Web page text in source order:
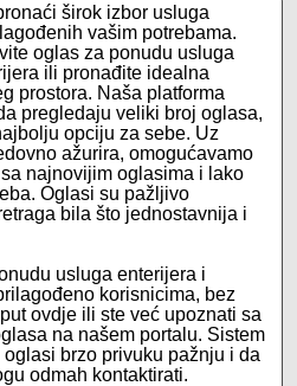
širok izbor usluga
vašim potrebama.
oglas za ponudu usluga
ili pronađite idealna
prostora. Naša platforma
pregledaju veliki broj oglasa,
opciju za sebe. Uz
ažurira, omogućavamo
najnovijim oglasima i lako
Oglasi su pažljivo
bila što jednostavnija i
usluga enterijera i
korisnicima, bez
ovdje ili ste već upoznati sa
na našem portalu. Sistem
brzo privuku pažnju i da
odmah kontaktirati.